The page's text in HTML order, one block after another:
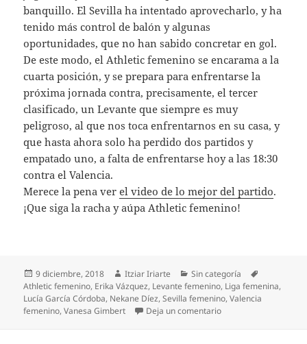
banquillo. El Sevilla ha intentado aprovecharlo, y ha
tenido más control de balón y algunas
oportunidades, que no han sabido concretar en gol.
De este modo, el Athletic femenino se encarama a la
cuarta posición, y se prepara para enfrentarse la
próxima jornada contra, precisamente, el tercer
clasificado, un Levante que siempre es muy
peligroso, al que nos toca enfrentarnos en su casa, y
que hasta ahora solo ha perdido dos partidos y
empatado uno, a falta de enfrentarse hoy a las 18:30
contra el Valencia.
Merece la pena verel video de lo mejor del partido.
¡Que siga la racha y aúpa Athletic femenino!
Publicado
el
9 diciembre, 2018 Autor
Itziar Iriarte Categorías
Sin categoría
Athletic femenino, Erika Vázquez, Levante femenino, Liga femenina,
Lucía García Córdoba, Nekane Díez,Sevilla femenino,Valencia
femenino,Vanesa Gimbert Deja un comentarioen Sexta victoria